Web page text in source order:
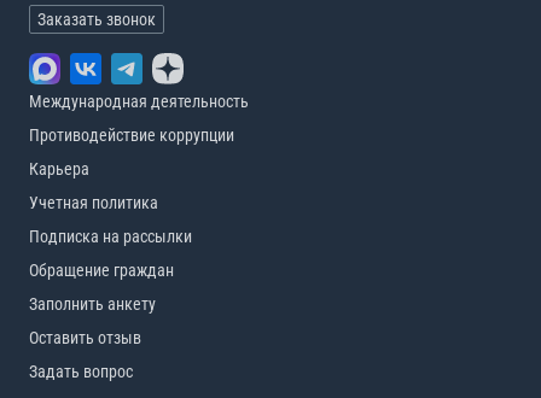
Заказать звонок
Международная деятельность
Противодействие коррупции
Карьера
Учетная политика
Подписка на рассылки
Обращение граждан
Заполнить анкету
Оставить отзыв
Задать вопрос